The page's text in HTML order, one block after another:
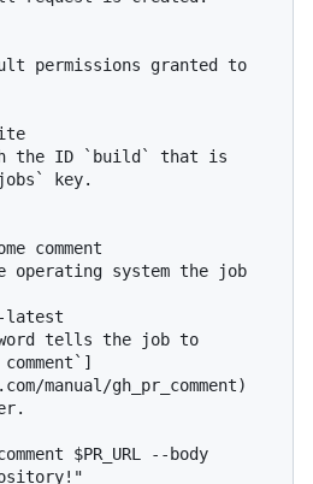
permissions granted to
the ID `build` that is
key.
manual/gh_pr_comment)